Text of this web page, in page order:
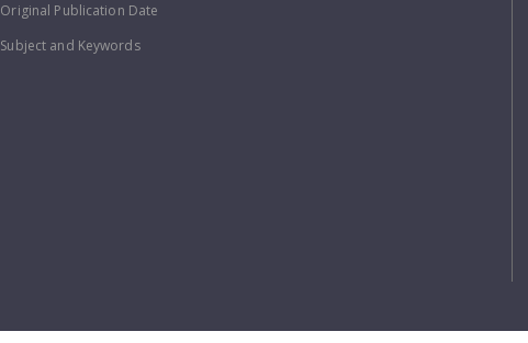
Original Publication Date
Subject and Keywords